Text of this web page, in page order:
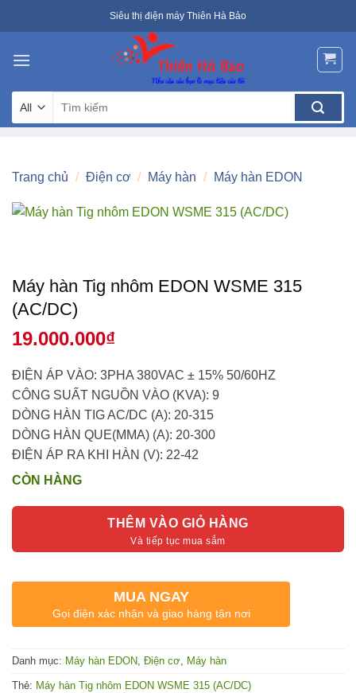
to
Siêu thị điện máy Thiên Hà Bảo
kiếm:
Trang chủ / Điện cơ / Máy hàn / Máy hàn EDON
Máy hàn Tig nhôm EDON WSME 315
(AC/DC)
19.000.000₫
ĐIỆN ÁP VÀO: 3PHA 380VAC ± 15% 50/60HZ
CÔNG SUẤT NGUỒN VÀO (KVA): 9
DÒNG HÀN TIG AC/DC (A): 20-315
DÒNG HÀN QUE(MMA) (A): 20-300
ĐIỆN ÁP RA KHI HÀN (V): 22-42
CÒN HÀNG
THÊM VÀO GIỎ HÀNG
MUA NGAY
Gọi điện xác nhận và giao hàng tận nơi
Danh mục: Máy hàn EDON, Điện cơ, Máy hàn
Thẻ: Máy hàn Tig nhôm EDON WSME 315 (AC/DC)